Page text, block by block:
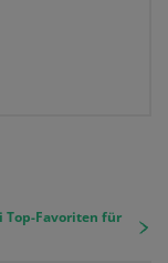
Top-Favoriten für